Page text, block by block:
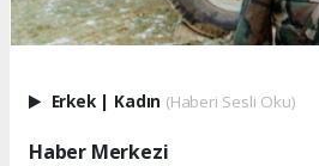
Erkek Kadın (Haberi Sesli Oku)
Haber Merkezi